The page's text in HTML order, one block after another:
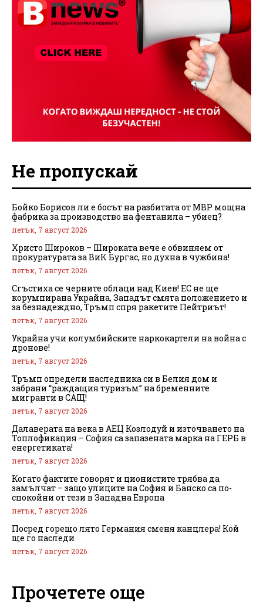
Не пропускай
Бойко Борисов ли е босът на разбитата от МВР мощна
фабрика за производство на фентанила – убиец?
петък, 7 август 2026
Христо Широков – Широката вече е обвиняем от
прокуратурата за ВиК Бургас, но духна в чужбина!
петък, 7 август 2026
Сгъстиха се черните облаци над Киев! ЕС не ще
корумпирана Украйна, Западът смята положението и
за безнадеждно, Тръмп спря ракетите Пейтриът!
петък, 7 август 2026
Украйна учи колумбийските наркокартели на война с
дронове!
петък, 7 август 2026
Тръмп определи наследника си в Белия дом и
забрани “раждащия туризъм” на бременните
мигранти в САЩ!
петък, 7 август 2026
Далаверата на века в АЕЦ Козлодуй и източването на
Топлофикация – София са запазената марка на ГЕРБ в
енергетиката!
петък, 7 август 2026
Когато фактите говорят и ционистите трябва да
замълчат – защо улиците на София и Банско са по-
спокойни от тези в Западна Европа
петък, 7 август 2026
Посред горещо лято Германия сменя канцлера! Кой
ще го наследи
петък, 7 август 2026
Прочетете още